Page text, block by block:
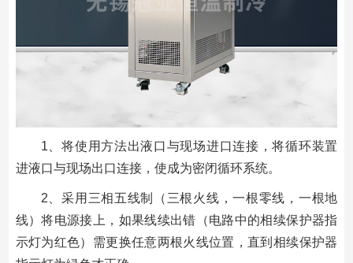
1、将使用方法出液口与现场进口连接，将循环装置
进液口与现场出口连接，使成为密闭循环系统。
2、采用三相五线制（三根火线，一根零线，一根地
线）将电源接上，如果线续出错（电路中的相续保护器指
示灯为红色）需更换任意两根火线位置，直到相续保护器